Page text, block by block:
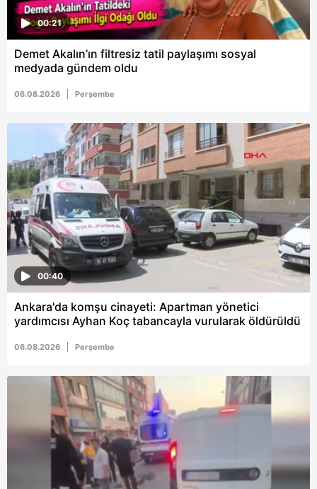
00:21
Demet Akalın’ın filtresiz tatil paylaşımı sosyal
medyada gündem oldu
06.08.2026 Perşembe
00:40
Ankara'da komşu cinayeti: Apartman yönetici
yardımcısı Ayhan Koç tabancayla vurularak öldürüldü
06.08.2026 Perşembe